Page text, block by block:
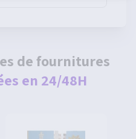
de fournitures
en 24/48H